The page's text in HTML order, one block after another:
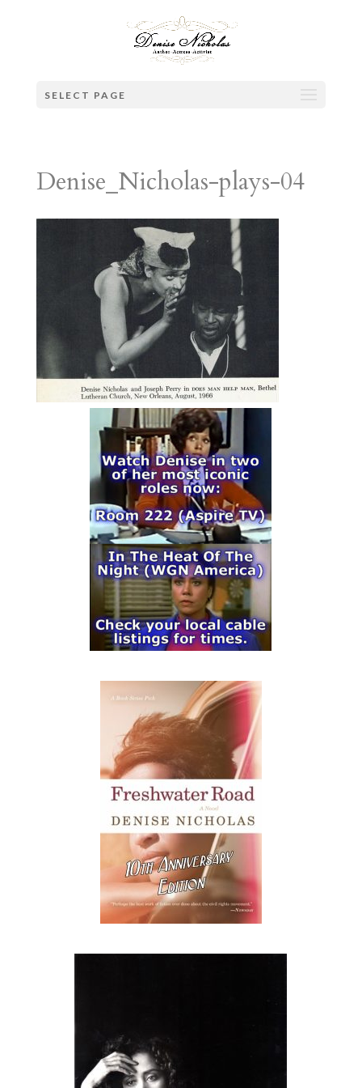
SELECT PAGE
Denise_Nicholas-plays-04